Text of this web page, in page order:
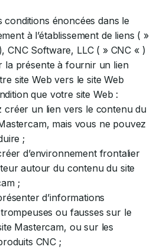
conditions énoncées dans le
à l’établissement de liens ( »
CNC Software, LLC ( » CNC « )
la présente à fournir un lien
site Web vers le site Web
que votre site Web :
créer un lien vers le contenu du
mais vous ne pouvez
;
d’environnement frontalier
autour du contenu du site
;
d’informations
ou fausses sur le
Mastercam, ou sur les
CNC ;